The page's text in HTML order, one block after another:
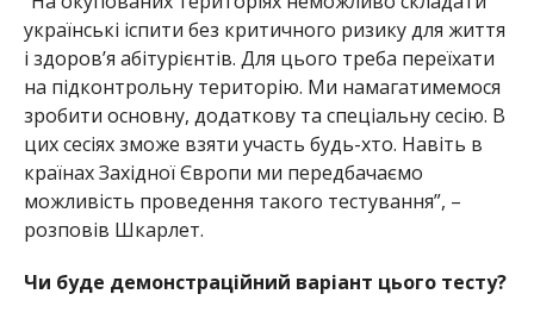
українські іспити без критичного ризику для життя
і здоров’я абітурієнтів. Для цього треба переїхати
на підконтрольну територію. Ми намагатимемося
зробити основну, додаткову та спеціальну сесію. В
цих сесіях зможе взяти участь будь-хто. Навіть в
країнах Західної Європи ми передбачаємо
можливість проведення такого тестування”, –
розповів Шкарлет.
Чи буде демонстраційний варіант цього тесту?